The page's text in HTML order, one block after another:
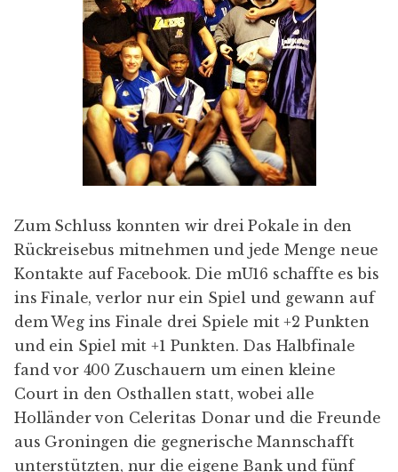
Zum Schluss konnten wir drei Pokale in den
Rückreisebus mitnehmen und jede Menge neue
Kontakte auf Facebook. Die mU16 schaffte es bis
ins Finale, verlor nur ein Spiel und gewann auf
dem Weg ins Finale drei Spiele mit +2 Punkten
und ein Spiel mit +1 Punkten. Das Halbfinale
fand vor 400 Zuschauern um einen kleine
Court in den Osthallen statt, wobei alle
Holländer von Celeritas Donar und die Freunde
aus Groningen die gegnerische Mannschafft
unterstützten, nur die eigene Bank und fünf